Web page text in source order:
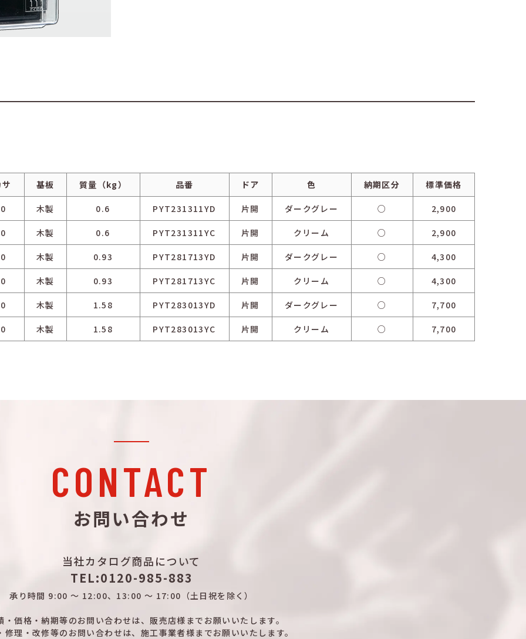
基板 質量（kg） 品番 ドア 色 納期区分 標準価格
木製 0.6 PYT231311YD 片開 ダークグレー ○ 2,900
木製 0.6 PYT231311YC 片開 クリーム ○ 2,900
木製 0.93 PYT281713YD 片開 ダークグレー ○ 4,300
木製 0.93 PYT281713YC 片開 クリーム ○ 4,300
木製 1.58 PYT283013YD 片開 ダークグレー ○ 7,700
木製 1.58 PYT283013YC 片開 クリーム ○ 7,700
CONTACT
お問い合わせ
当社カタログ商品について
TEL:0120-985-883
承り時間 9:00 ～ 12:00、13:00 ～ 17:00 （土日祝を除く）
価格・納期等のお問い合わせは、 販売店様までお願いいたします。
理・改修等のお問い合わせは、 施工事業者様までお願いいたします。